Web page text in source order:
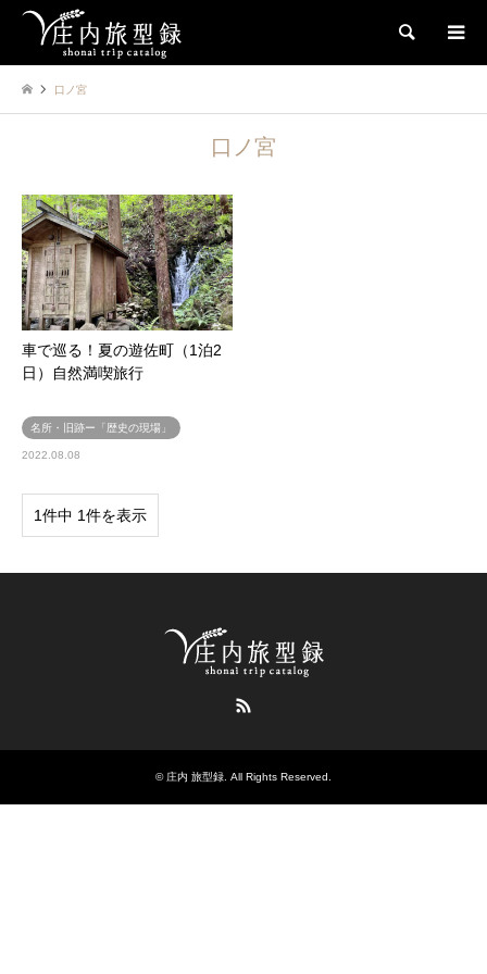
検索
口ノ宮
口ノ宮
車で巡る！夏の遊佐町（1泊2
日）自然満喫旅行
名所・旧跡ー「歴史の現場」
2022.08.08
1件中 1件を表示
© 庄内 旅型録 . All Rights Reserved.